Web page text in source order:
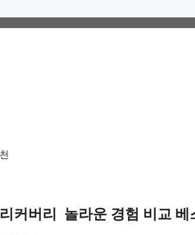
커버리 놀라운 경험 비교 베